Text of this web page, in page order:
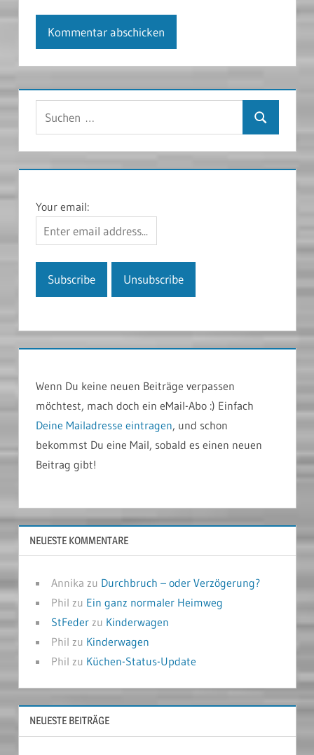
Suchen
Your email:
Wenn Du keine neuen Beiträge verpassen
möchtest, mach doch ein eMail-Abo :) Einfach
Deine Mailadresse eintragen, und schon
bekommst Du eine Mail, sobald es einen neuen
Beitrag gibt!
NEUESTE KOMMENTARE
Annika zu Durchbruch – oder Verzögerung?
Phil zu Ein ganz normaler Heimweg
StFederzu Kinderwagen
Phil zu Kinderwagen
Phil zu Küchen-Status-Update
NEUESTE BEITRÄGE